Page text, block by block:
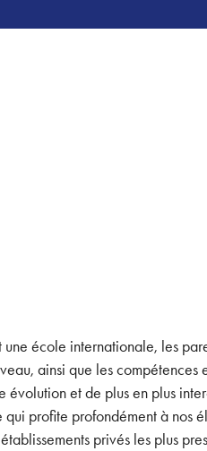
une école internationale, les
ainsi que les compétences
évolution et de plus en plus
qui profite profondément à nos
privés les plus